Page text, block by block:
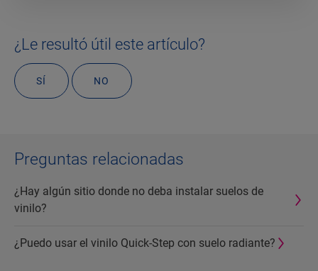
¿Le resultó útil este artículo?
SÍ NO
Preguntas relacionadas
¿Hay algún sitio donde no deba instalar suelos de
vinilo?
¿Puedo usar el vinilo Quick-Step con suelo radiante?